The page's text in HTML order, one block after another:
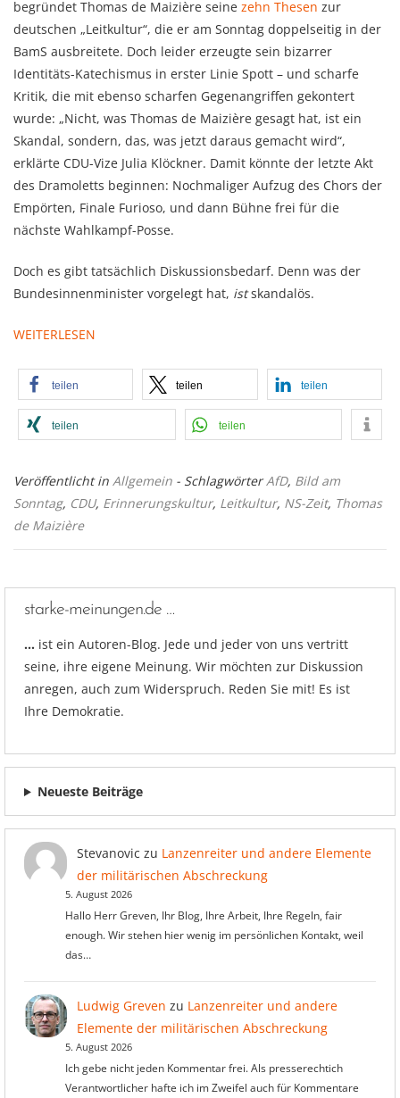
begründet Thomas de Maizière seine zehn Thesen zur
deutschen „Leitkultur“, die er am Sonntag doppelseitig in der
BamS ausbreitete. Doch leider erzeugte sein bizarrer
Identitäts-Katechismus in erster Linie Spott – und scharfe
Kritik, die mit ebenso scharfen Gegenangriffen gekontert
wurde: „Nicht, was Thomas de Maizière gesagt hat, ist ein
Skandal, sondern, das, was jetzt daraus gemacht wird“,
erklärte CDU-Vize Julia Klöckner. Damit könnte der letzte Akt
des Dramoletts beginnen: Nochmaliger Aufzug des Chors der
Empörten, Finale Furioso, und dann Bühne frei für die
nächste Wahlkampf-Posse.
Doch es gibt tatsächlich Diskussionsbedarf. Denn was der
Bundesinnenminister vorgelegt hat, istskandalös.
WEITERLESEN
teilen teilen teilen
teilen teilen
Veröffentlicht in Allgemein - SchlagwörterAfD, Bild am
Sonntag, CDU, Erinnerungskultur, Leitkultur, NS-Zeit, Thomas
de Maizière
starke-meinungen.de …
… ist ein Autoren-Blog. Jede und jeder von uns vertritt
seine, ihre eigene Meinung. Wir möchten zur Diskussion
anregen, auch zum Widerspruch. Reden Sie mit! Es ist
Ihre Demokratie.
Neueste Beiträge
Stevanovic zu Lanzenreiter und andere Elemente
der militärischen Abschreckung
5. August 2026
Hallo Herr Greven, Ihr Blog, Ihre Arbeit, Ihre Regeln, fair
enough. Wir stehen hier wenig im persönlichen Kontakt, weil
das…
Ludwig Greven zu Lanzenreiter und andere
Elemente der militärischen Abschreckung
5. August 2026
Ich gebe nicht jeden Kommentar frei. Als presserechtich
Verantwortlicher hafte ich im Zweifel auch für Kommentare